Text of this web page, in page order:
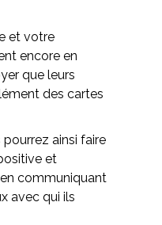
et votre
encore en
que leurs
des cartes
ainsi faire
et
communiquant
avec qui ils